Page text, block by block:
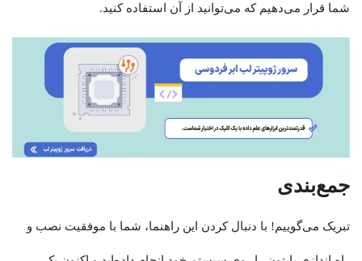
شما قرار می‌دهیم که می‌توانید از آن استفاده کنید.
جمع‌بندی
تبریک می‌گوییم! با دنبال کردن این راهنما، شما با موفقیت نصب و